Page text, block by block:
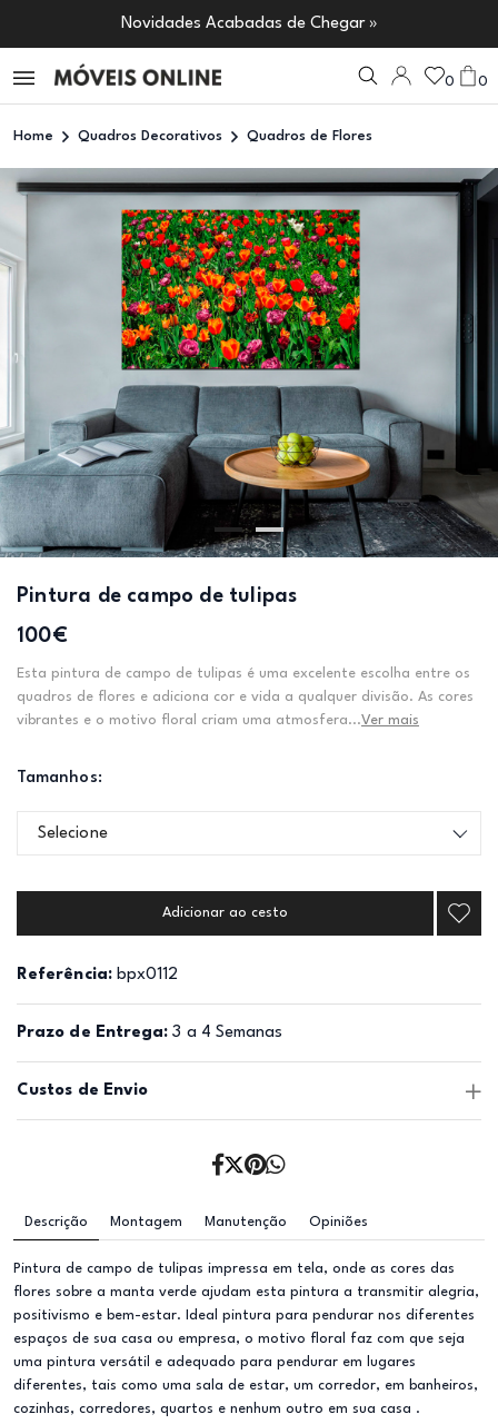
Novidades Acabadas de Chegar »
0 0
Home Quadros Decorativos Quadros de Flores
Pintura de campo de tulipas
100€
Esta pintura de campo de tulipas é uma excelente escolha entre os
quadros de flores e adiciona cor e vida a qualquer divisão. As cores
vibrantes e o motivo floral criam uma atmosfera...Ver mais
Tamanhos:
Selecione
Adicionar ao cesto
Referência: bpx0112
Prazo de Entrega: 3 a 4 Semanas
Custos de Envio
Descrição Montagem Manutenção Opiniões
Pintura de campo de tulipas impressa em tela, onde as cores das
flores sobre a manta verde ajudam esta pintura a transmitir alegria,
positivismo e bem-estar. Ideal pintura para pendurar nos diferentes
espaços de sua casa ou empresa, o motivo floral faz com que seja
uma pintura versátil e adequado para pendurar em lugares
diferentes, tais como uma sala de estar, um corredor, em banheiros,
cozinhas, corredores, quartos e nenhum outro em sua casa .